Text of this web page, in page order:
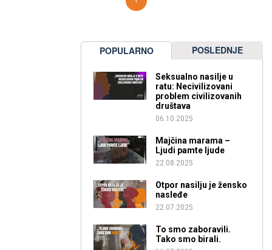
POPULARNO POSLEDNJE
Seksualno nasilje u
ratu: Necivilizovani
problem civilizovanih
društava
06.10.2025
Majčina marama –
Ljudi pamte ljude
22.08.2025
Otpor nasilju je žensko
nasleđe
22.07.2025
To smo zaboravili.
Tako smo birali.